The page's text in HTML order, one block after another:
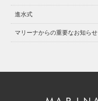
進水式
マリーナからの重要なお知らせ